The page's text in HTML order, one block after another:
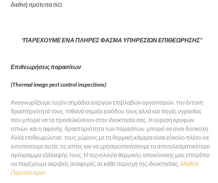
διεθνή πρότυπα ISO.
“ΠΑΡΕΧΟΥΜΕ ΕΝΑ ΠΛΗΡΕΣ ΦΑΣΜΑ ΥΠΗΡΕΣΙΩΝ ΕΠΙΘΕΩΡΗΣΗΣ“
Επιθεωρήσεις παρασίτων
(Thermal image pest control inspections)
Αναγνωρίζουμε τυχόν σημάδια ενεργών επιβλαβών οργανισμών, την έντονη
δραστηριότητά τους, πιθανά σημεία εισόδου τους αλλά και πηγές υγρασίας
που μπορεί να τα προσελκύσουν στην ιδιοκτησία σας. Η εύρεση κρυφών
εστιών και η αφανής δραστηριότητα των παρασίτων μπορεί να είναι δύσκολη.
Αλλά επιθεωρώντας τους χώρους με τη θερμική κάμερα είναι εύκολο πλέον να
εντοπίσουμε αυτές τις εστίες και να χρησιμοποιήσουμε το αποτελεσματικότερο
πρόγραμμα εξάλειψής τους. Η τεχνολογία θερμικής απεικόνισης μας επιτρέπει
να παρέχουμε ακριβείς αναφορές σε κάθε περιοχή της ιδιοκτησίας.Μάθετε
Περισσότερα»